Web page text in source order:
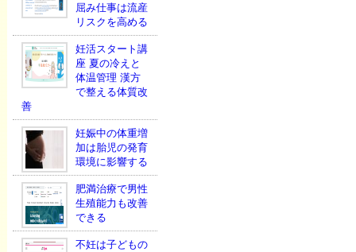
屈み仕事は流産
リスクを高める
妊活スタート講
座 夏の冷えと
体温管理 漢方
で整える体質改
善
妊娠中の体重増
加は胎児の発育
環境に影響する
肥満治療で男性
生殖能力も改善
できる
不妊は子どもの